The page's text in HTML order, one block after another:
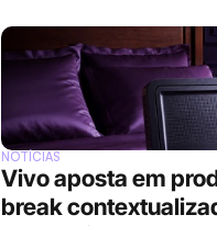
NOTÍCIAS
Vivo aposta em
break